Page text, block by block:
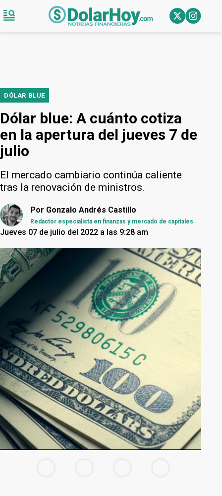
DÓLAR BLUE
Dólar blue: A cuánto cotiza
en la apertura del jueves 7 de
julio
El mercado cambiario continúa caliente
tras la renovación de ministros.
Por Gonzalo Andrés Castillo
Redactor especialista en finanzas y mercado de capitales
Jueves 07 de julio del 2022 a las 9:28 am